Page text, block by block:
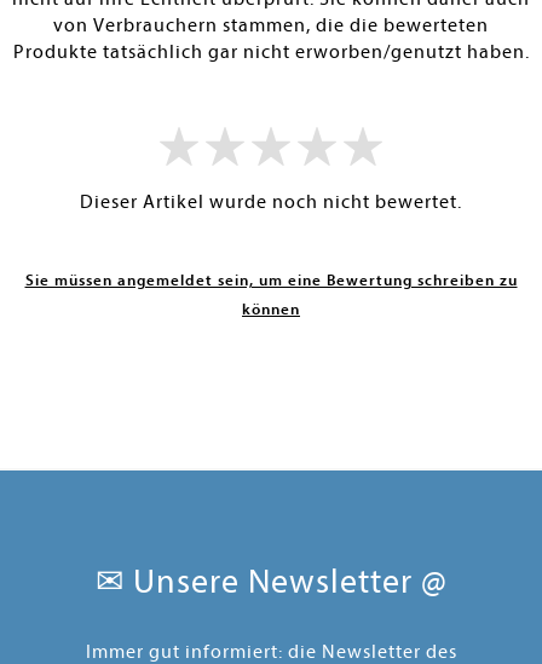
von Verbrauchern stammen, die die bewerteten
Produkte tatsächlich gar nicht erworben/genutzt haben.
Dieser Artikel wurde noch nicht bewertet.
Sie müssen angemeldet sein, um eine Bewertung schreiben zu
können
✉ Unsere Newsletter @
Immer gut informiert: die Newsletter des